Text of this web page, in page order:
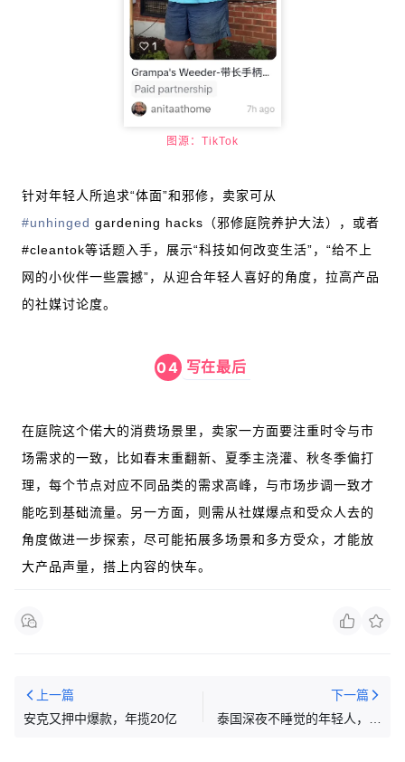
图源：TikTok
针对年轻人所追求“体面”和邪修，卖家可从
#unhinged gardening hacks（邪修庭院养护大法），或者
#cleantok等话题入手，展示“科技如何改变生活”，“给不上
网的小伙伴一些震撼”，从迎合年轻人喜好的角度，拉高产品
的社媒讨论度。
04 写在最后
在庭院这个偌大的消费场景里， 卖家一方面要注重时令与市
场需求的一致，比如春末重翻新、夏季主浇灌、秋冬季偏打
理，每个节点对应不同品类的需求高峰，与市场步调一致才
能吃到基础流量。另一方面，则需从社媒爆点和受众人去的
角度做进一步探索，尽可能拓展多场景和多方受众，才能放
大产品声量，搭上内容的快车。
上一篇
安克又押中爆款，年揽20亿
下一篇
泰国深夜不睡觉的年轻人，捧